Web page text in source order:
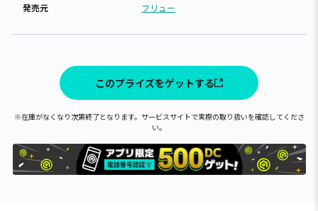
発売元 フリュー
このプライズをゲットする
※在庫がなくなり次第終了となります。サービスサイトで実際の取り扱いを確認してくださ
い。